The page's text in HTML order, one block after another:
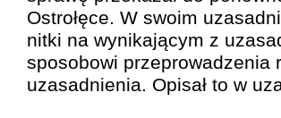
Ostrołęce. W swoim
nitki na wynikającym z
sposobowi przeprowadzenia
uzasadnienia. Opisał to w